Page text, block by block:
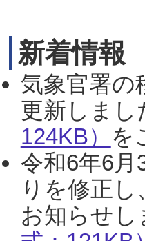
新着情報
気象官署の
更新しまし
124KB） を
令和6年6
りを修正
お知らせし